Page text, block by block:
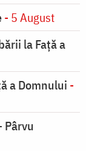
- 5 August
la Faţă a
a Domnului -
Pârvu